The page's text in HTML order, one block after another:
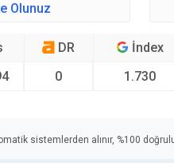
Olunuz
DR
0
İndex
1.730
sistemlerden alınır, %100